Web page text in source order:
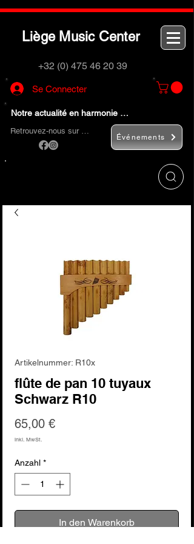
Liège M usic Center
+32 (0) 475 46 20 39
Se Connecter
Notre actualité en harmonie …
Retrouvez-nous sur …
Événements
Artikelnummer: R10x
flûte de pan 10 tuyaux
Schwarz R10
65,00 €Preis
inkl. MwSt.
Anzahl *
In den Warenkorb